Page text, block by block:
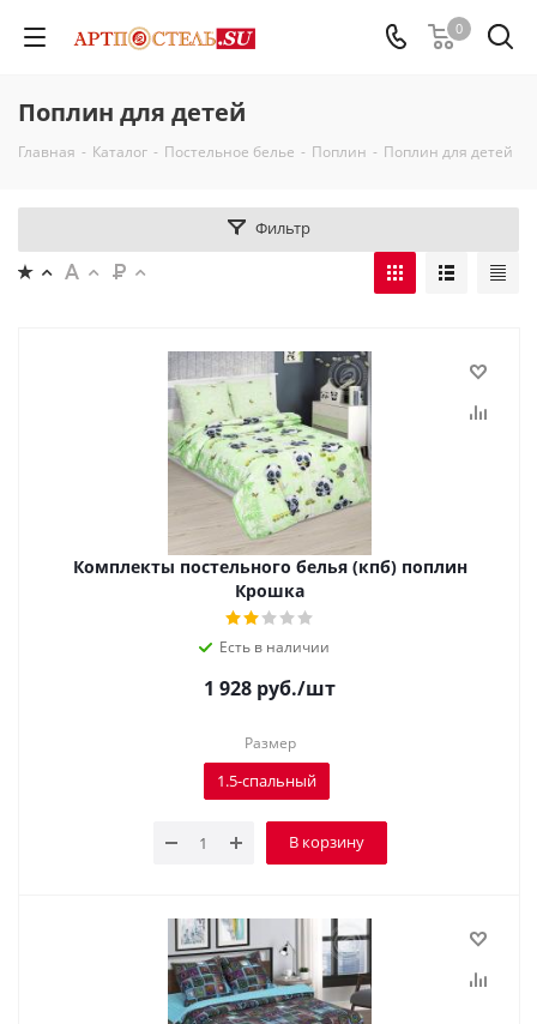
0
Поплин для детей
Главная - Каталог - Постельное белье - Поплин - Поплин для детей
Фильтр
Комплекты постельного белья (кпб) поплин
Крошка
Есть в наличии
1 928 руб./шт
Размер
1.5-спальный
В корзину